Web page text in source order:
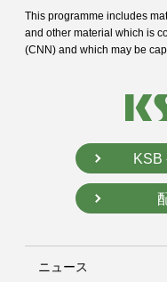
This programme includes
and other material which is
(CNN) and which may be
KSB
ニュース